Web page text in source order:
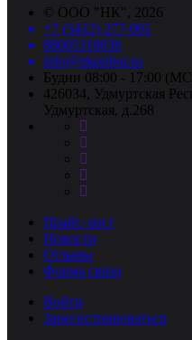
© ООО "НК", 2026
+7 (3412) 277-001
88005118036
info@nkpribor.ru
Будни 08:00 - 17:00
426034, Удмуртская
Удмуртская, д.268
Прайс-лист
Новости
Отзывы
Форма связи
Войти
Зарегистрироваться